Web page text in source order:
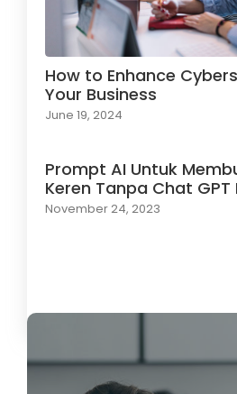
How to Enhance
Your Business
June 19, 2024
Prompt AI Untuk
Keren Tanpa Chat
November 24, 2023